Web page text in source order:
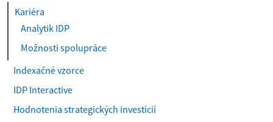
Kariéra
a
t
u
l
n
Analytik IDP
Možnosti spolupráce
Indexačné vzorce
IDP Interactive
Hodnotenia strategických investícií